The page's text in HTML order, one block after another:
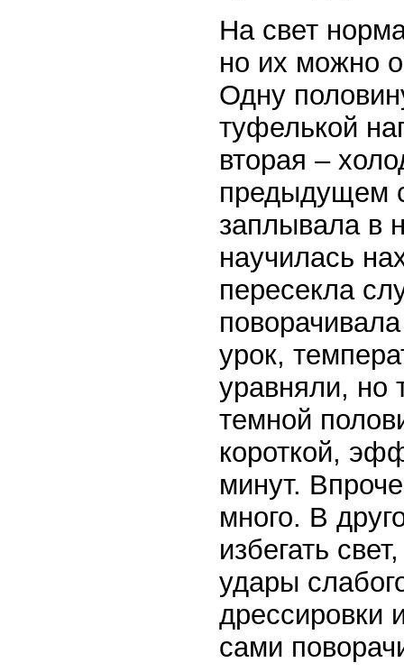
На свет
но их можно
Одну
туфелькой
вторая –
предыдущем
заплывала в
научилась
пересекла
урок,
уравняли, но
темной
короткой,
минут.
много. В
избегать
удары
дрессировки
сами